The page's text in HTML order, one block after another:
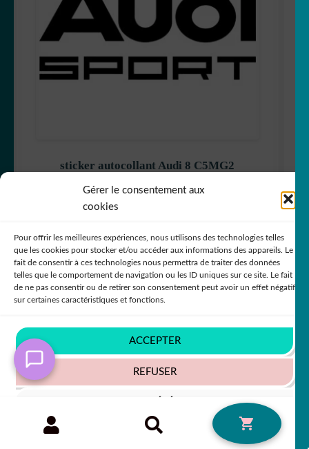
Gérer le consentement aux
cookies
Pour offrir les meilleures expériences, nous utilisons des technologies telles
que les cookies pour stocker et/ou accéder aux informations des appareils. Le
fait de consentir à ces technologies nous permettra de traiter des données
telles que le comportement de navigation ou les ID uniques sur ce site. Le fait
de ne pas consentir ou de retirer son consentement peut avoir un effet négatif
sur certaines caractéristiques et fonctions.
ACCEPTER
REFUSER
Politique de confidentialité
website is restructuring its languages - Afin de vous
donner un meilleur service, notre site restructure ses
langues
Ignorer
sticker autocollant Audi 8 C5MG2
+63 COULEURS
50% SUR LE 2ÈME !! 7,80€
Recherche
RECHERCHE